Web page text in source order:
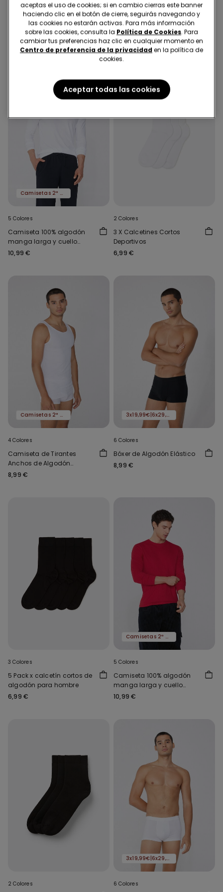
3 Pares Calcetines Largos
Algodón Término Hombre
9,99 €
Camiseta térmica para
hombre de manga larga
14,99 €
Camisetas 2ª al -50%
5 Colores
Camiseta 100% algodón
manga larga y cuello
redondo hombre
10,99 €
2 Colores
3 X Calcetines Cortos
Deportivos
6,99 €
Camisetas 2ª al -50%
4 Colores
Camiseta de Tirantes
Anchos de Algodón
Elástico
8,99 €
3x19,99€|6x29,99€
6 Colores
Bóxer de Algodón Elástico
8,99 €
3 Colores
5 Pack x calcetín cortos de
algodón para hombre
6,99 €
Camisetas 2ª al -50%
5 Colores
Camiseta 100% algodón
manga larga y cuello
redondo hombre
10,99 €
2 Colores
3x19,99€|6x29,99€
6 Colores
aceptas el uso de cookies; si en cambio cierras este banner
haciendo clic en el botón de cierre, seguirás navegando y
las cookies no estarán activas. Para más información
sobre las cookies, consulta la Política de Cookies. Para
cambiar tus preferencias haz clic en cualquier momento en
Centro de preferencia de la privacidad en la política de
cookies.
Aceptar todas las cookies